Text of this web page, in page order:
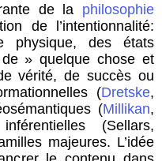
de la philosophie
de l’intentionnalité:
physique, des états
» quelque chose et
vérité, de succès ou
(Dretske,
(Millikan,
(Sellars,
majeures. L’idée